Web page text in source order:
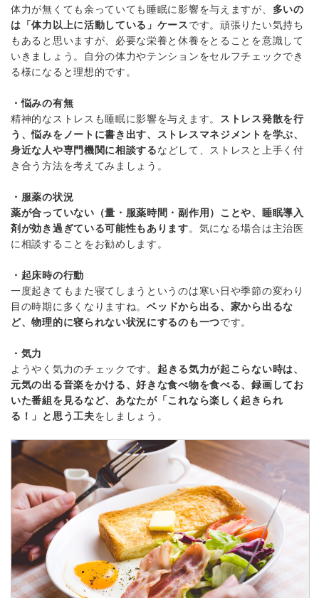
体力が無くても余っていても睡眠に影響を与えますが、 多いの
は「体力以上に活動している」ケースです。頑張りたい気持ち
もあると思いますが、必要な栄養と休養をとることを意識して
いきましょう。自分の体力やテンションをセルフチェックでき
る様になると理想的です。
・悩みの有無
精神的なストレスも睡眠に影響を与えます。
ストレス発散を行
う、悩みをノートに書き出す、ストレスマネジメントを学ぶ、
身近な人や専門機関に相談するなどして、ストレスと上手く付
き合う方法を考えてみましょう。
・服薬の状況
薬が合っていない（量・服薬時間・副作用）ことや、睡眠導入
剤が効き過ぎている可能性もあります。気になる場合は主治医
に相談することをお勧めします。
・起床時の行動
一度起きてもまた寝てしまうというのは寒い日や季節の変わり
目の時期に多くなりますね。ベッドから出る、家から出るな
ど、物理的に寝られない状況にするのも一つです。
・気力
ようやく気力のチェックです。 起きる気力が起こらない時は、
元気の出る音楽をかける、好きな食べ物を食べる、録画してお
いた番組を見るなど、あなたが「これなら楽しく起きられ
る！」と思う工夫をしましょう。